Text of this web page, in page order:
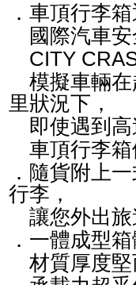
．車頂行李
國際汽車安
CITY
模擬車輛在
里狀況下，
即使遇到高
車頂行李箱
．隨貨附上
行李，
讓您外出旅
．一體成型
材質厚度堅